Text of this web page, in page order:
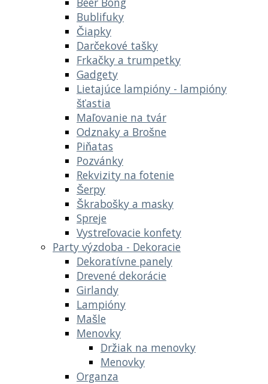
Bublifuky
Čiapky
Darčekové tašky
Frkačky a trumpetky
Gadgety
Lietajúce lampióny - lampióny
šťastia
Maľovanie na tvár
Odznaky a Brošne
Piňatas
Pozvánky
Rekvizity na fotenie
Šerpy
Škrabošky a masky
Spreje
Vystreľovacie konfety
Party výzdoba - Dekoracie
Dekoratívne panely
Drevené dekorácie
Girlandy
Lampióny
Mašle
Menovky
Držiak na menovky
Menovky
Organza